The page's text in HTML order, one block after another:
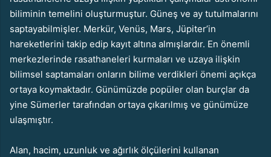
biliminin temelini oluşturmuştur. Güneş ve ay tutulmalarını
saptayabilmişler. Merkür, Venüs, Mars, Jüpiter’in
hareketlerini takip edip kayıt altına almışlardır. En önemli
merkezlerinde rasathaneleri kurmaları ve uzaya ilişkin
bilimsel saptamaları onların bilime verdikleri önemi açıkça
ortaya koymaktadır. Günümüzde popüler olan burçlar da
yine Sümerler tarafından ortaya çıkarılmış ve günümüze
ulaşmıştır.
Alan, hacim, uzunluk ve ağırlık ölçülerini kullanan